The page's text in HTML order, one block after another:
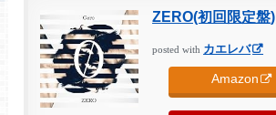
ZERO(初回限定盤)
posted with カエレバ
Amazon